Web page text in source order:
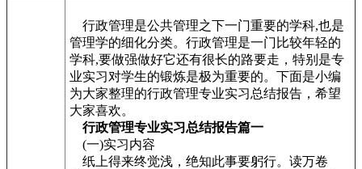
行政管理是公共管理之下一门重要的学科,也是
管理学的细化分类。行政管理是一门比较年轻的
学科,要做强做好它还有很长的路要走，特别是专
业实习对学生的锻炼是极为重要的。下面是小编
为大家整理的行政管理专业实习总结报告，希望
大家喜欢。
行政管理专业实习总结报告篇一
(一)实习内容
纸上得来终觉浅，绝知此事要躬行。读万卷